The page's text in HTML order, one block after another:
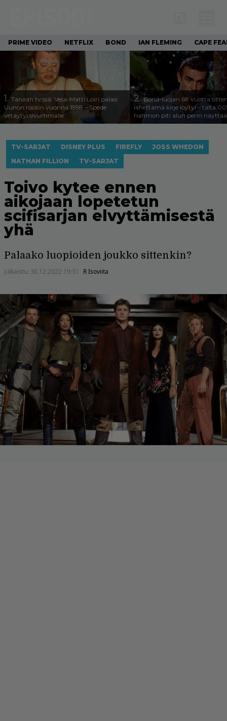
PRIME VIDEO NETFLIX BOND IAN FLEMING CAPE
1. Tänään tv:ssä: Vesa-Matti Loiri palasi
Uunon rooliin vuonna 1998 – Spede
vetäytyi sivummalle
2.Bond-luojan 68 vuotta
lähettämä kirje löytyi – tältä
hahmon piti alun perin näyttää
TV-SARJAT DISNEY PLUS FIREFLY
JOSS WHEDON
NATHAN FILLION
TV-SARJAT
Toivo kytee ennen
aikojaan lopetetun
scifisarjan elvyttämisestä
yhä
Palaako luopioiden joukko sittenkin?
Julkaistu: 30.12.2022 19:31 R Isoviita